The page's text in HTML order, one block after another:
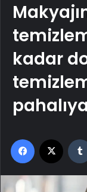
kadar
Facebook